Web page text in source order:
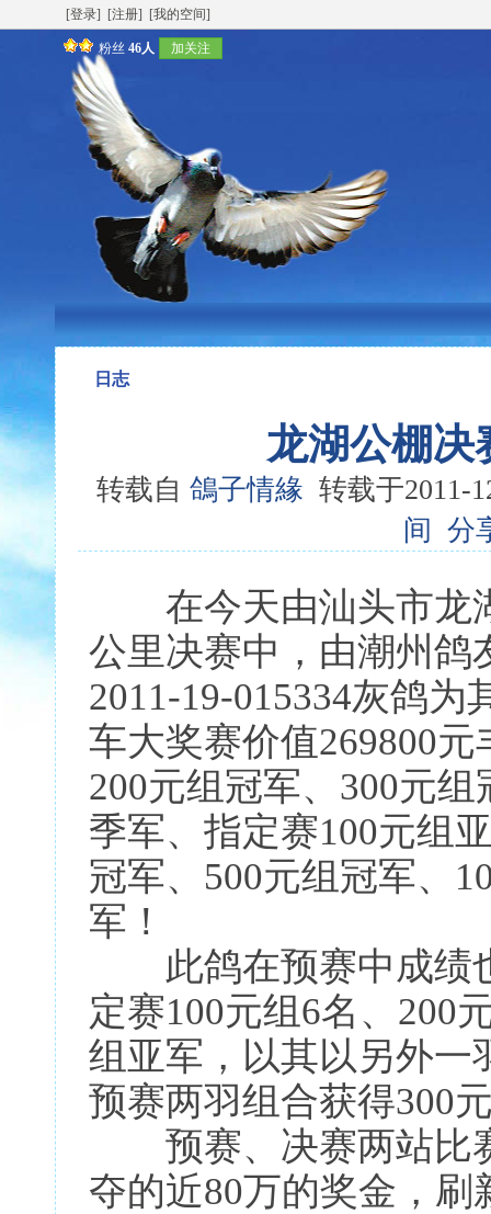
[登录] [注册] [我的空间]
粉丝 46人 加关注
日志
龙湖公棚决
转载自 鴿子情緣 转载于2011-
间
分
在今天由汕头市龙
公里决赛中，由潮州鸽
2011-19-015334灰鸽
车大奖赛价值269800
200元组冠军、300元
季军、指定赛100元组
冠军、500元组冠军、
军！
此鸽在预赛中成绩
定赛100元组6名、200
组亚军，以其以另外一
预赛两羽组合获得300
预赛、决赛两站比
夺的近80万的奖金，